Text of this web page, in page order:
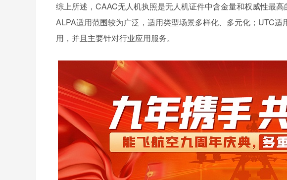
综上所述，CAAC无人机执照是无人机证件中含金量和权威性最高
ALPA适用范围较为广泛，适用类型场景多样化、多元化；UTC
用，并且主要针对行业应用服务。